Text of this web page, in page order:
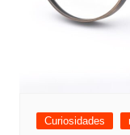
Curiosidades